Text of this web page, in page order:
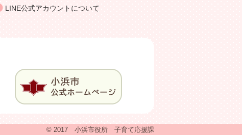
LINE公式アカウントについて
© 2017 小浜市役所 子育て応援課